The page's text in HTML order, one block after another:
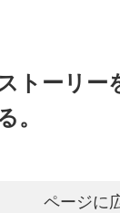
トーリー
。
ページに